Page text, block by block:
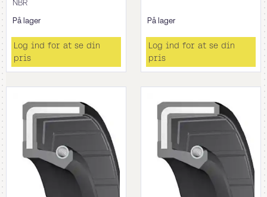
NBR
På lager
Log ind for at se din
pris
På lager
Log ind for at se din
pris